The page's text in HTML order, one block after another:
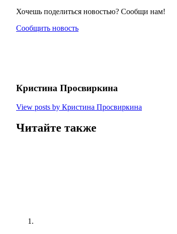
Хочешь поделиться новостью? Сообщи нам!
Сообщить новость
Кристина Просвиркина
View posts by Кристина Просвиркина
Читайте также